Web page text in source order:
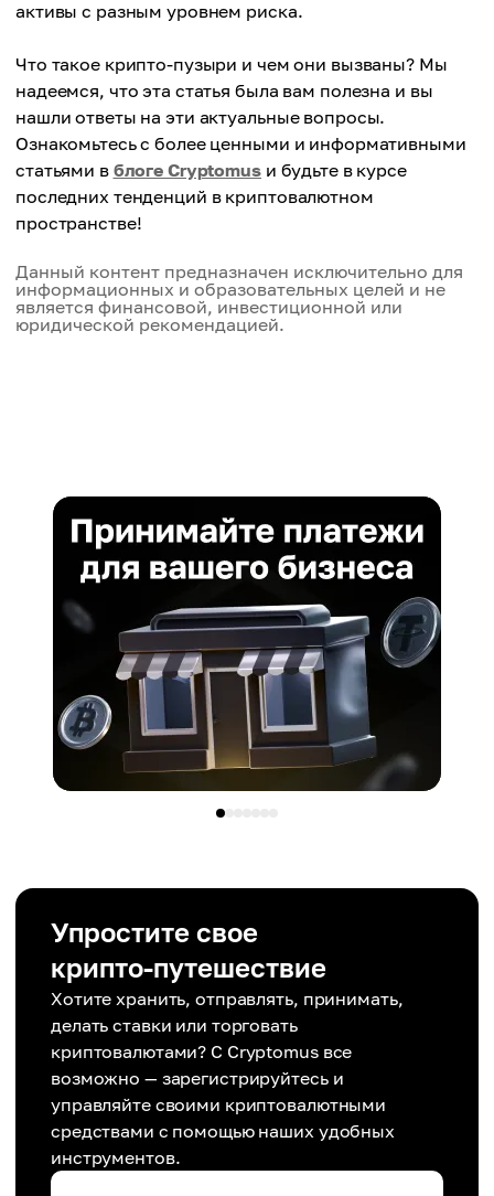
активы с разным уровнем риска.
Что такое крипто-пузыри и чем они вызваны? Мы
надеемся, что эта статья была вам полезна и вы
нашли ответы на эти актуальные вопросы.
Ознакомьтесь с более ценными и информативными
статьями в блоге Cryptomusи будьте в курсе
последних тенденций в криптовалютном
пространстве!
Данный контент предназначен исключительно для
информационных и образовательных целей и не
является финансовой, инвестиционной или
юридической рекомендацией.
Упростите свое
крипто-путешествие
Хотите хранить, отправлять, принимать,
делать ставки или торговать
криптовалютами? С Cryptomus все
возможно — зарегистрируйтесь и
управляйте своими криптовалютными
средствами с помощью наших удобных
инструментов.